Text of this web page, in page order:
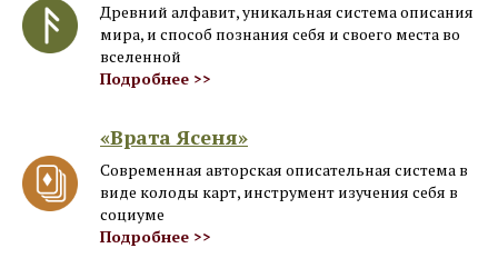
Древний алфавит, уникальная система описания
мира, и способ познания себя и своего места во
вселенной
Подробнее >>
«Врата Ясеня»
Современная авторская описательная система в
виде колоды карт, инструмент изучения себя в
социуме
Подробнее >>